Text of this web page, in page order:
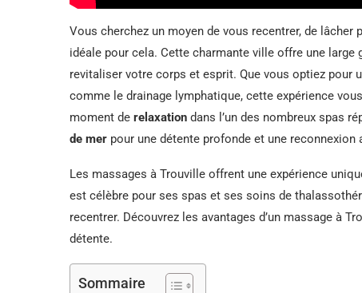
Vous cherchez un moyen de vous recentrer, de
idéale pour cela. Cette charmante ville offre une large
revitaliser votre corps et esprit. Que vous optiez pour
comme le drainage lymphatique, cette expérience
moment de relaxation dans l’un des nombreux spas
de mer pour une détente profonde et une reconnexion
Les massages à Trouville offrent une expérience
est célèbre pour ses spas et ses soins de
recentrer. Découvrez les avantages d’un massage à
détente.
Sommaire